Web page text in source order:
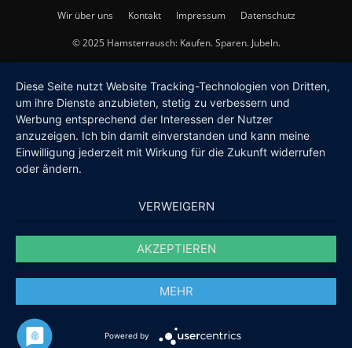
Wir über uns Kontakt Impressum Datenschutz
© 2025 Hamsterrausch: Kaufen. Sparen. Jubeln.
Diese Seite nutzt Website Tracking-Technologien von Dritten,
um ihre Dienste anzubieten, stetig zu verbessern und
Werbung entsprechend der Interessen der Nutzer
anzuzeigen. Ich bin damit einverstanden und kann meine
Einwilligung jederzeit mit Wirkung für die Zukunft widerrufen
oder ändern.
VERWEIGERN
AKZEPTIEREN
MEHR
Powered by